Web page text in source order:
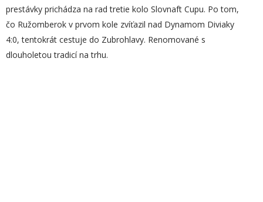
prestávky prichádza na rad tretie kolo Slovnaft Cupu. Po tom,
čo Ružomberok v prvom kole zvíťazil nad Dynamom Diviaky
4:0, tentokrát cestuje do Zubrohlavy. Renomované s
dlouholetou tradicí na trhu.